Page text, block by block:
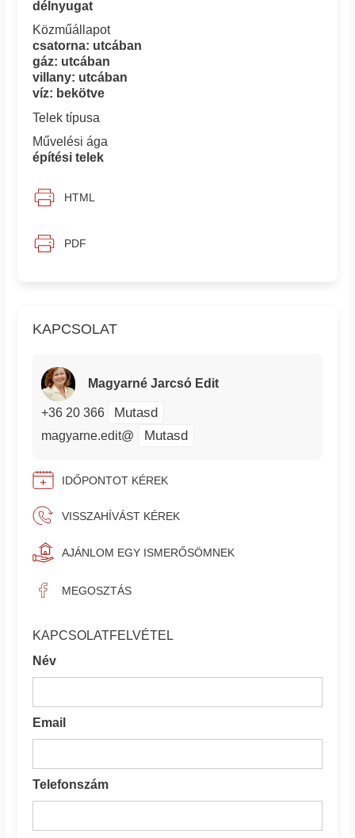
KAPCSOLAT
Magyarné Jarcsó Edit
+36 20 366 Mutasd
magyarne.edit@ Mutasd
IDŐPONTOT KÉREK
VISSZAHÍVÁST KÉREK
AJÁNLOM EGY ISMERŐSÖMNEK
MEGOSZTÁS
KAPCSOLATFELVÉTEL
Név
Email
Telefonszám
délnyugat
Közműállapot
csatorna: utcában
gáz: utcában
villany: utcában
víz: bekötve
Telek típusa
Művelési ága
építési telek
HTML
PDF